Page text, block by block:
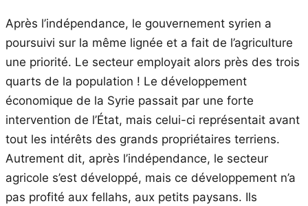
Après l’indépendance, le gouvernement syrien a
poursuivi sur la même lignée et a fait de l’agriculture
une priorité. Le secteur employait alors près des trois
quarts de la population ! Le développement
économique de la Syrie passait par une forte
intervention de l’État, mais celui-ci représentait avant
tout les intérêts des grands propriétaires terriens.
Autrement dit, après l’indépendance, le secteur
agricole s’est développé, mais ce développement n’a
pas profité aux fellahs, aux petits paysans. Ils